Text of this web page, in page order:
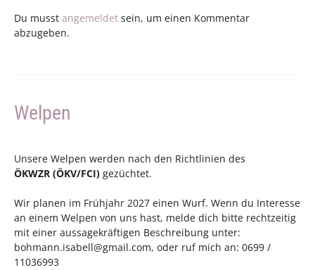
Du musst angemeldet sein, um einen Kommentar
abzugeben.
Welpen
Unsere Welpen werden nach den Richtlinien des
ÖKWZR (ÖKV/FCI) gezüchtet.
Wir planen im Frühjahr 2027 einen Wurf. Wenn du Interesse
an einem Welpen von uns hast, melde dich bitte rechtzeitig
mit einer aussagekräftigen Beschreibung unter:
bohmann.isabell@gmail.com, oder ruf mich an: 0699 /
11036993